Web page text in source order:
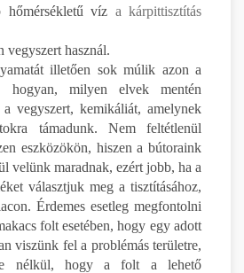
hőmérsékletű víz a kárpittisztítás
vegyszert használ.
illetően sok múlik azon a
milyen elvek mentén
vegyszert, kemikáliát, amelynek
támadunk. Nem feltétlenül
eszközökön, hiszen a bútoraink
velünk maradnak, ezért jobb, ha a
választjuk meg a tisztításához,
Érdemes esetleg megfontolni
folt esetében, hogy egy adott
viszünk fel a problémás területre,
nélkül, hogy a folt a lehető